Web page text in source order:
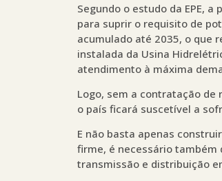
Segundo o estudo da EPE,
para suprir o requisito de
acumulado até 2035, o que
instalada da Usina
atendimento à máxima
Logo, sem a contratação
o país ficará suscetível a
E não basta apenas
firme, é necessário
transmissão e distribuição